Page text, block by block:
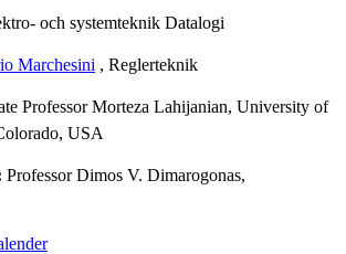
och systemteknik Datalogi
Marchesini , Reglerteknik
Professor Morteza Lahijanian, University of
USA
Professor Dimos V. Dimarogonas,